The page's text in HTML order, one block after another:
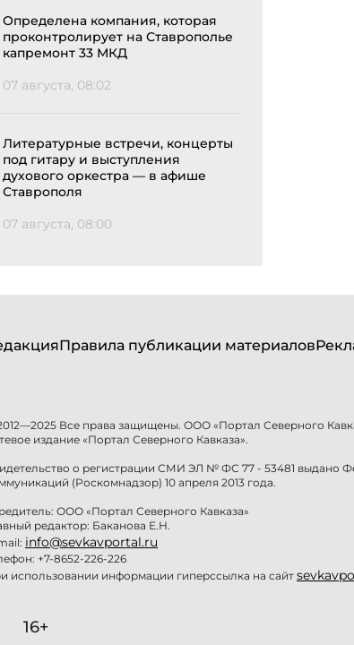
Определена компания, которая
проконтролирует на Ставрополье
капремонт 33 МКД
07 августа, 08:02
Литературные встречи, концерты
под гитару и выступления
духового оркестра — в афише
Ставрополя
07 августа, 08:00
Правила публикации материалов
Все права защищены. ООО «Портал Северного
издание «Портал Северного Кавказа».
о регистрации СМИ ЭЛ № ФС 77 - 53481 выдано
(Роскомнадзор) 10 апреля 2013 года.
ООО «Портал Северного Кавказа»
редактор: Баканова Е.Н.
info@sevkavportal.ru
+7-8652-226-226
использовании информации гиперссылка на сайт
16+